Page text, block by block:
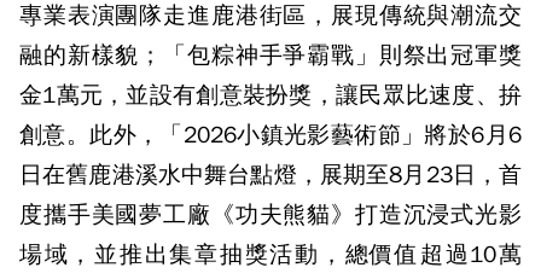
專業表演團隊走進鹿港街區，展現傳統與潮流交
融的新樣貌；「包粽神手爭霸戰」則祭出冠軍獎
金1萬元，並設有創意裝扮獎，讓民眾比速度、拚
創意。此外，「2026小鎮光影藝術節」將於6月6
日在舊鹿港溪水中舞台點燈，展期至8月23日，首
度攜手美國夢工廠《功夫熊貓》打造沉浸式光影
場域，並推出集章抽獎活動，總價值超過10萬